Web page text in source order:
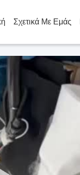
Σχετικά Με Εμάς